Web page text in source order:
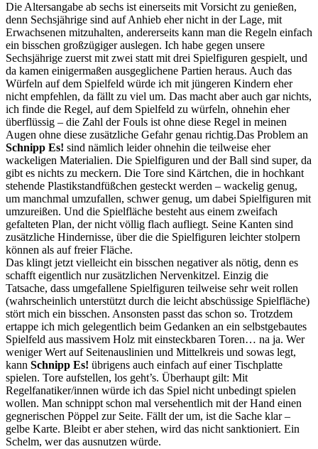
Die Altersangabe ab sechs ist einerseits mit Vorsicht zu genießen,
denn Sechsjährige sind auf Anhieb eher nicht in der Lage, mit
Erwachsenen mitzuhalten, andererseits kann man die Regeln einfach
ein bisschen großzügiger auslegen. Ich habe gegen unsere
Sechsjährige zuerst mit zwei statt mit drei Spielfiguren gespielt, und
da kamen einigermaßen ausgeglichene Partien heraus. Auch das
Würfeln auf dem Spielfeld würde ich mit jüngeren Kindern eher
nicht empfehlen, da fällt zu viel um. Das macht aber auch gar nichts,
ich finde die Regel, auf dem Spielfeld zu würfeln, ohnehin eher
überflüssig – die Zahl der Fouls ist ohne diese Regel in meinen
Augen ohne diese zusätzliche Gefahr genau richtig.Das Problem an
Schnipp Es! sind nämlich leider ohnehin die teilweise eher
wackeligen Materialien. Die Spielfiguren und der Ball sind super, da
gibt es nichts zu meckern. Die Tore sind Kärtchen, die in hochkant
stehende Plastikstandfüßchen gesteckt werden – wackelig genug,
um manchmal umzufallen, schwer genug, um dabei Spielfiguren mit
umzureißen. Und die Spielfläche besteht aus einem zweifach
gefalteten Plan, der nicht völlig flach aufliegt. Seine Kanten sind
zusätzliche Hindernisse, über die die Spielfiguren leichter stolpern
können als auf freier Fläche.
Das klingt jetzt vielleicht ein bisschen negativer als nötig, denn es
schafft eigentlich nur zusätzlichen Nervenkitzel. Einzig die
Tatsache, dass umgefallene Spielfiguren teilweise sehr weit rollen
(wahrscheinlich unterstützt durch die leicht abschüssige Spielfläche)
stört mich ein bisschen. Ansonsten passt das schon so. Trotzdem
ertappe ich mich gelegentlich beim Gedanken an ein selbstgebautes
Spielfeld aus massivem Holz mit einsteckbaren Toren… na ja. Wer
weniger Wert auf Seitenauslinien und Mittelkreis und sowas legt,
kann Schnipp Es! übrigens auch einfach auf einer Tischplatte
spielen. Tore aufstellen, los geht’s. Überhaupt gilt: Mit
Regelfanatiker/innen würde ich das Spiel nicht unbedingt spielen
wollen. Man schnippt schon mal versehentlich mit der Hand einen
gegnerischen Pöppel zur Seite. Fällt der um, ist die Sache klar –
gelbe Karte. Bleibt er aber stehen, wird das nicht sanktioniert. Ein
Schelm, wer das ausnutzen würde.